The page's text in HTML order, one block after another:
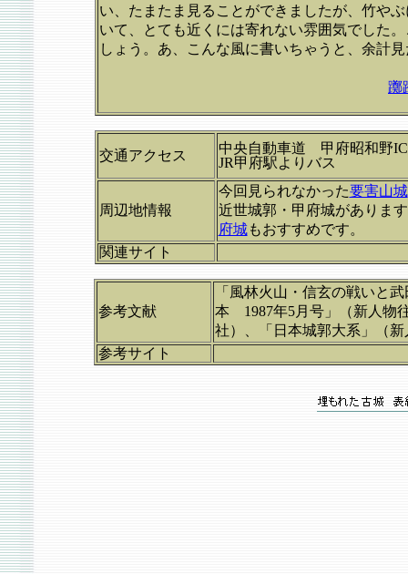
い、たまたま見ることができましたが、竹や
いて、とても近くには寄れない雰囲気でした
しょう。あ、こんな風に書いちゃうと、余計
躑
交通アクセス
中央自動車道 甲府昭和野IC
JR甲府駅よりバス
周辺地情報
今回見られなかった要害山城
近世城郭・甲府城がありま
府城もおすすめです。
関連サイト
参考文献
「風林火山・信玄の戦いと
本 1987年5月号」（新人物
社）、「日本城郭大系」（
参考サイト